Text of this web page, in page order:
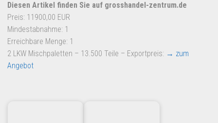
Dropshipping-Produkte
B2B Produkte
Grosshandel
Amazon
Aldi
Diesen Artikel finden Sie auf grosshandel-zentrum.de
Preis: 11900,00 EUR
Mindestabnahme: 1
Erreichbare Menge: 1
2 LKW Mischpaletten – 13.500 Teile – Exportpreis: → zum
Angebot